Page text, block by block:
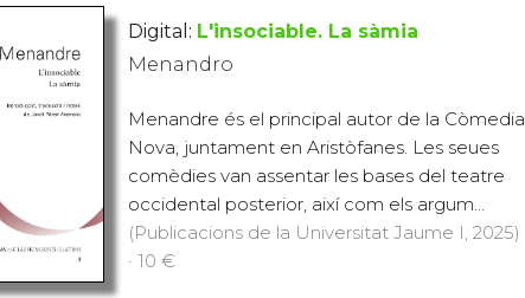
Digital: L'insociable. La sàmia
Menandro
Menandre és el principal autor de la Còmedia
Nova, juntament en Aristòfanes. Les seues
comèdies van assentar les bases del teatre
occidental posterior, així com els argum...
(Publicacions de la Universitat Jaume I, 2025)
· 10 €